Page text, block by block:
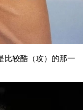
较酷（攻）的那一